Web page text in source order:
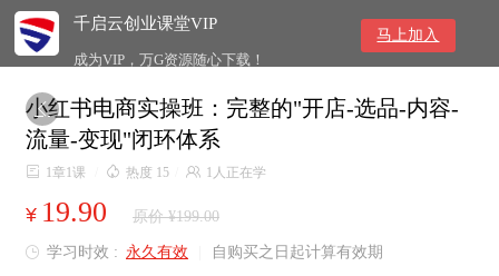
千启云创业课堂VIP
成为VIP，万G资源随心下载！
马上加入

小红书电商实操班：完整的"开店-选品-内容-
流量-变现"闭环体系
 1章1课  热度 15  1人正在学
¥ 19.90 原价 ¥199.00
 学习时效 : 永久有效 自购买之日起计算有效期